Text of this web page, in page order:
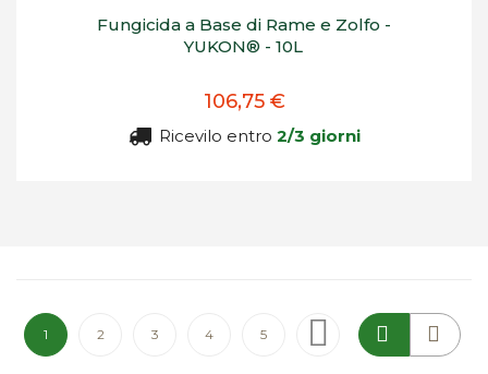
Fungicida a Base di Rame e Zolfo -
YUKON® - 10L
106,75 €
Ricevilo entro 2/3 giorni
Pagina
Attualmente stai leggendo la pagina
1 Pagina
2 Pagina
3 Pagina
4 Pagina
5 Pagina
Successivo